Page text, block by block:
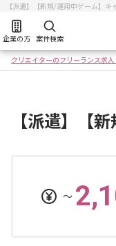
【派遣】【新規/運用中ゲーム】
企業の方 案件検索
クリエイターのフリーランス求人
【派遣】【
〜